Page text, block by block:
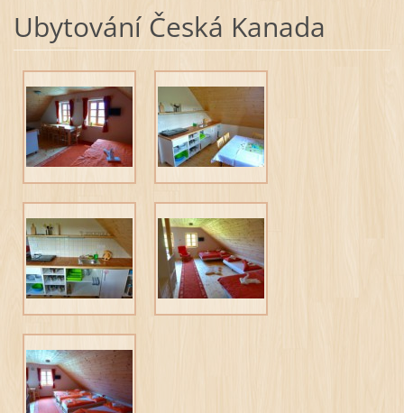
Ubytování Česká Kanada